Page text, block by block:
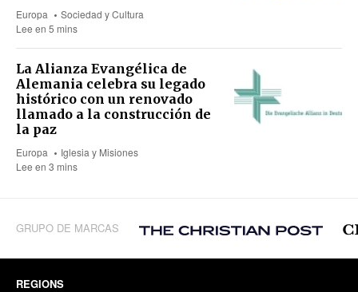
Europa
Sociedad y Cultura
Lee en 5 mins
La Alianza Evangélica de
Alemania celebra su legado
histórico con un renovado
llamado a la construcción de
la paz
Europa
Iglesia y Misiones
Lee en 3 mins
GRUPO DE MARCAS
REGIONS